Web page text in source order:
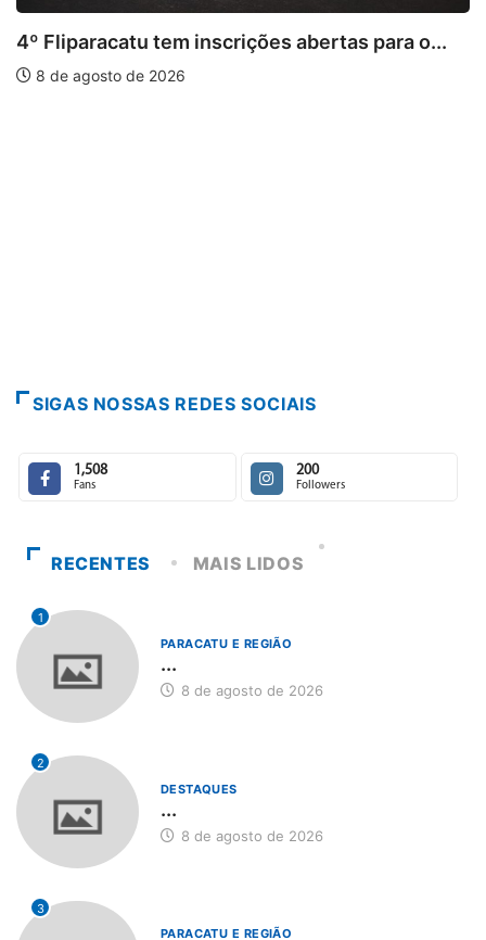
abertas para o...
SIGAS NOSSAS REDES SOCIAIS
1,508
Fans
200
Followers
RECENTES MAIS LIDOS
1
PARACATU E REGIÃO
...
8 de agosto de 2026
2
DESTAQUES
...
8 de agosto de 2026
3
PARACATU E REGIÃO